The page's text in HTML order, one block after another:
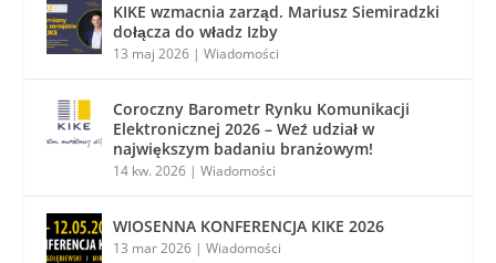
KIKE wzmacnia zarząd. Mariusz Siemiradzki
dołącza do władz Izby
13 maj 2026 |Wiadomości
Coroczny Barometr Rynku Komunikacji
Elektronicznej 2026 – Weź udział w
największym badaniu branżowym!
14 kw. 2026 |Wiadomości
WIOSENNA KONFERENCJA KIKE 2026
13 mar 2026 |Wiadomości